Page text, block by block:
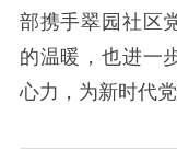
部携手翠园社区
的温暖，也进一
心力，为新时代